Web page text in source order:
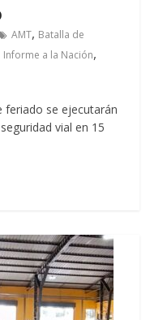
AMT, Batalla de
Informe a la Nación,
se ejecutarán
vial en 15